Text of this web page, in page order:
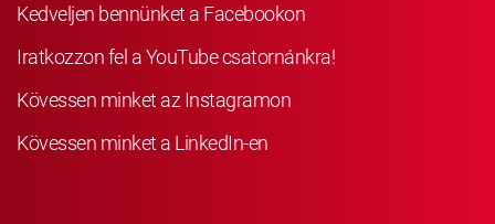
Kedveljen bennünket a Facebookon
Iratkozzon fel a YouTube csatornánkra!
Kövessen minket az Instagramon
Kövessen minket a LinkedIn-en